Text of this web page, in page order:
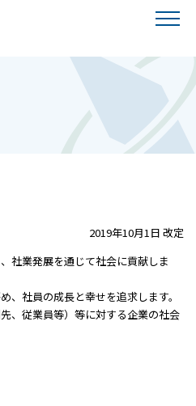
2019年10月1日 改定
社業発展を通じて社会に貢献しま
、社員の成長と幸せを追求します。
、従業員等）等に対する企業の社会